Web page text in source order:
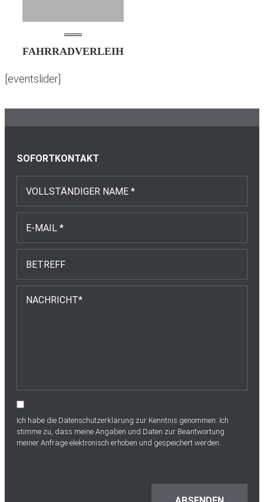
FAHRRADVERLEIH
[eventslider]
SOFORTKONTAKT
Ich habe die Datenschutzerklärung zur Kenntnis genommen. Ich
stimme zu, dass meine Angaben und Daten zur Beantwortung
meiner Anfrage elektronisch erhoben und gespeichert werden.